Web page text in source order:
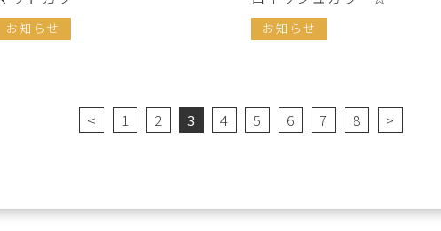
お知らせ お知らせ
< 1 2 3 4 5 6 7 8 >